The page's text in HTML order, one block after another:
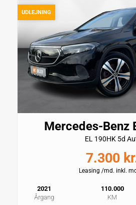
Rummelighed og
Karosseri
SUV
Antal døre
5 5
Bredde
1,94m
Tilkoblingsvægt med
UDLEJNING
Mercedes-Benz
EL 190HK 5d
7.300
Leasing /md. inkl.
2021
Årgang
110.000
KM